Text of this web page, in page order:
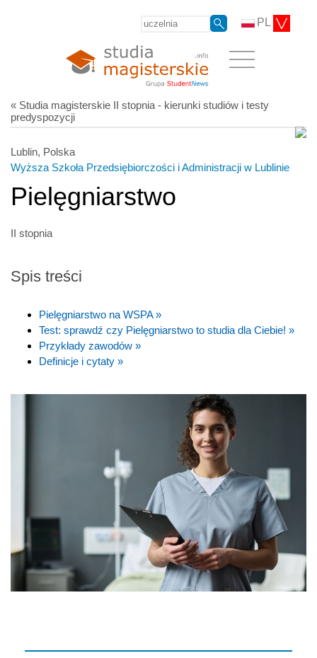
PL
« Studia magisterskie II stopnia - kierunki studiów i testy
predyspozycji
Lublin, Polska
Wyższa Szkoła Przedsiębiorczości i Administracji w Lublinie
Pielęgniarstwo
II stopnia
Spis treści
Pielęgniarstwo na WSPA »
Test: sprawdź czy Pielęgniarstwo to studia dla Ciebie! »
Przykłady zawodów »
Definicje i cytaty »